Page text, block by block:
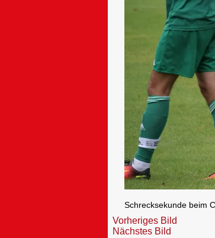
Schrecksekunde beim
Vorheriges Bild
Nächstes Bild